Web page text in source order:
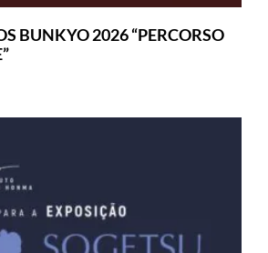
BUNKYO 2026 “PERCORSO